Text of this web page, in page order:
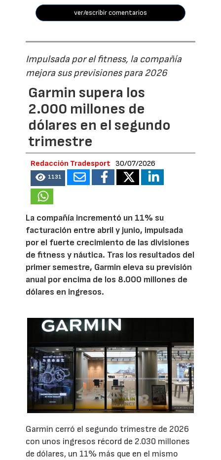
ver/escribir comentarios
Impulsada por el fitness, la compañía
mejora sus previsiones para 2026
Garmin supera los
2.000 millones de
dólares en el segundo
trimestre
Redacción Tradesport 30/07/2026
1131
La compañía incrementó un 11% su
facturación entre abril y junio, impulsada
por el fuerte crecimiento de las divisiones
de fitness y náutica. Tras los resultados del
primer semestre, Garmin eleva su previsión
anual por encima de los 8.000 millones de
dólares en ingresos.
Garmin cerró el segundo trimestre de 2026
con unos ingresos récord de 2.030 millones
de dólares, un 11% más que en el mismo